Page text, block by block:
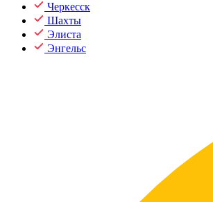
Черкесск
Шахты
Элиста
Энгельс